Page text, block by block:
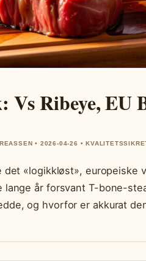
Vs Ribeye, EU
• 2026-04-26 •
det «logikkløst»,
år forsvant T-bone-
og hvorfor er akkurat